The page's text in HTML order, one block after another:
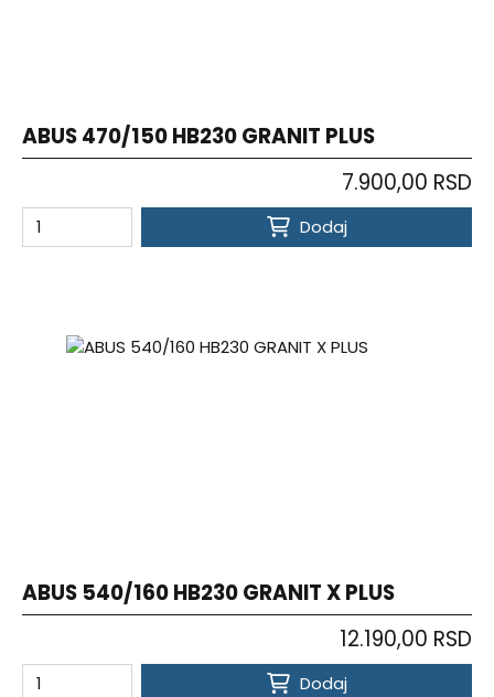
ABUS 470/150 HB230 GRANIT PLUS
7.900,00 RSD
Dodaj
ABUS 540/160 HB230 GRANIT X PLUS
12.190,00 RSD
Dodaj